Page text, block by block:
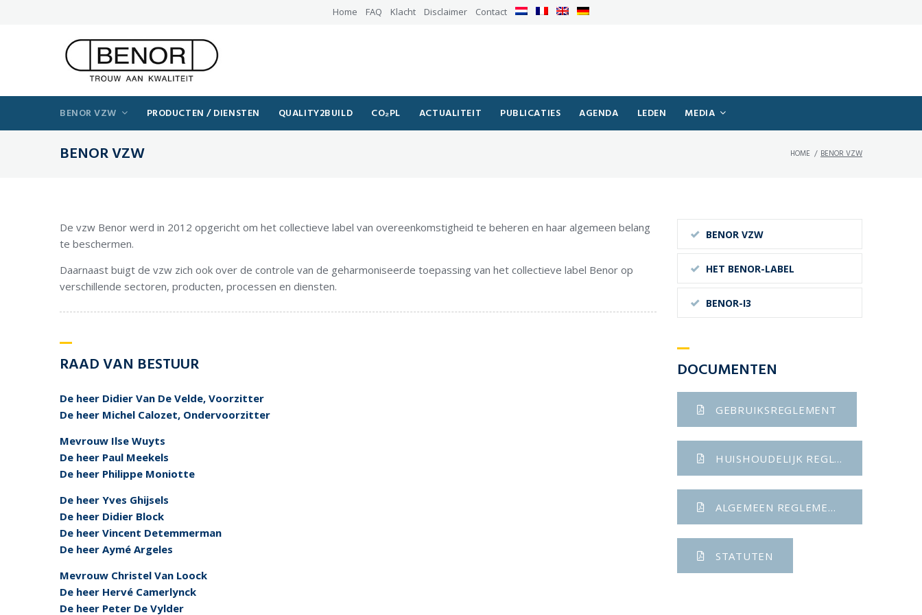
Home FAQ Klacht Disclaimer Contact
BENOR VZW PRODUCTEN / DIENSTEN QUALITY2BUILD CO₂PL ACTUALITEIT PUBLICATIES AGENDA LEDEN MEDIA
BENOR VZW HOME / BENOR VZW
De vzw Benor werd in 2012 opgericht om het collectieve label van overeenkomstigheid te beheren en haar algemeen belang
te beschermen.
Daarnaast buigt de vzw zich ook over de controle van de geharmoniseerde toepassing van het collectieve label Benor op
verschillende sectoren, producten, processen en diensten.
RAAD VAN BESTUUR
De heer Didier Van De Velde, Voorzitter
De heer Michel Calozet, Ondervoorzitter
Mevrouw Ilse Wuyts
De heer Paul Meekels
De heer Philippe Moniotte
De heer Yves Ghijsels
De heer Didier Block
De heer Vincent Detemmerman
De heer Aymé Argeles
Mevrouw Christel Van Loock
De heer Hervé Camerlynck
De heer Peter De Vylder
BENOR VZW
HET BENOR-LABEL
BENOR-I3
DOCUMENTEN
GEBRUIKSREGLEMENT
HUISHOUDELIJK REGLEMENT
ALGEMEEN REGLEMENT
STATUTEN